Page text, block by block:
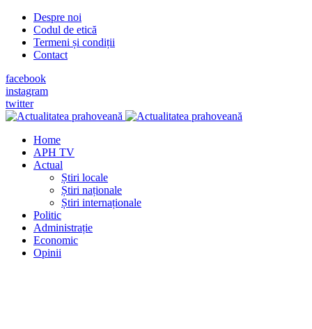
Despre noi
Codul de etică
Termeni și condiții
Contact
facebook
instagram
twitter
Home
APH TV
Actual
Știri locale
Știri naționale
Știri internaționale
Politic
Administrație
Economic
Opinii